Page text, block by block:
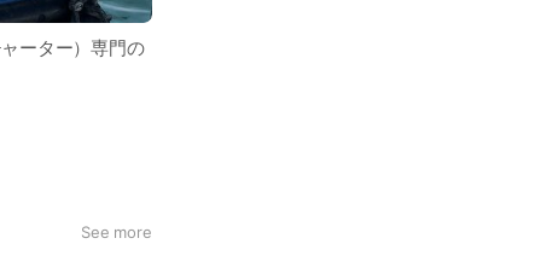
ーター）専門の
See more